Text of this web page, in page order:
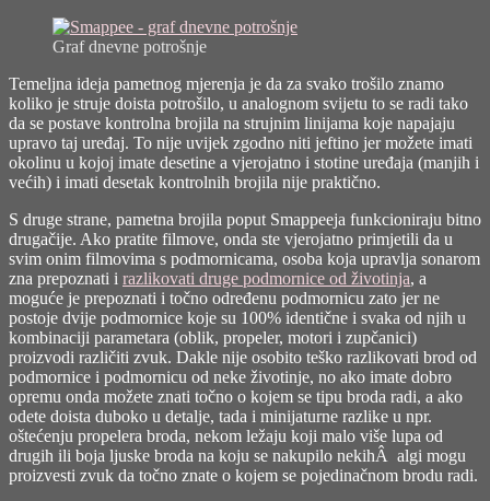
Graf dnevne potrošnje
Temeljna ideja pametnog mjerenja je da za svako trošilo znamo
koliko je struje doista potrošilo, u analognom svijetu to se radi tako
da se postave kontrolna brojila na strujnim linijama koje napajaju
upravo taj uređaj. To nije uvijek zgodno niti jeftino jer možete imati
okolinu u kojoj imate desetine a vjerojatno i stotine uređaja (manjih i
većih) i imati desetak kontrolnih brojila nije praktično.
S druge strane, pametna brojila poput Smappeeja funkcioniraju bitno
drugačije. Ako pratite filmove, onda ste vjerojatno primjetili da u
svim onim filmovima s podmornicama, osoba koja upravlja sonarom
zna prepoznati i razlikovati druge podmornice od životinja, a
moguće je prepoznati i točno određenu podmornicu zato jer ne
postoje dvije podmornice koje su 100% identične i svaka od njih u
kombinaciji parametara (oblik, propeler, motori i zupčanici)
proizvodi različiti zvuk. Dakle nije osobito teško razlikovati brod od
podmornice i podmornicu od neke životinje, no ako imate dobro
opremu onda možete znati točno o kojem se tipu broda radi, a ako
odete doista duboko u detalje, tada i minijaturne razlike u npr.
oštećenju propelera broda, nekom ležaju koji malo više lupa od
drugih ili boja ljuske broda na koju se nakupilo nekihÂ algi mogu
proizvesti zvuk da točno znate o kojem se pojedinačnom brodu radi.